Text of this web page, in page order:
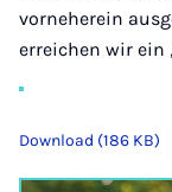
vorneherein
erreichen wir ein
Download (186 KB)